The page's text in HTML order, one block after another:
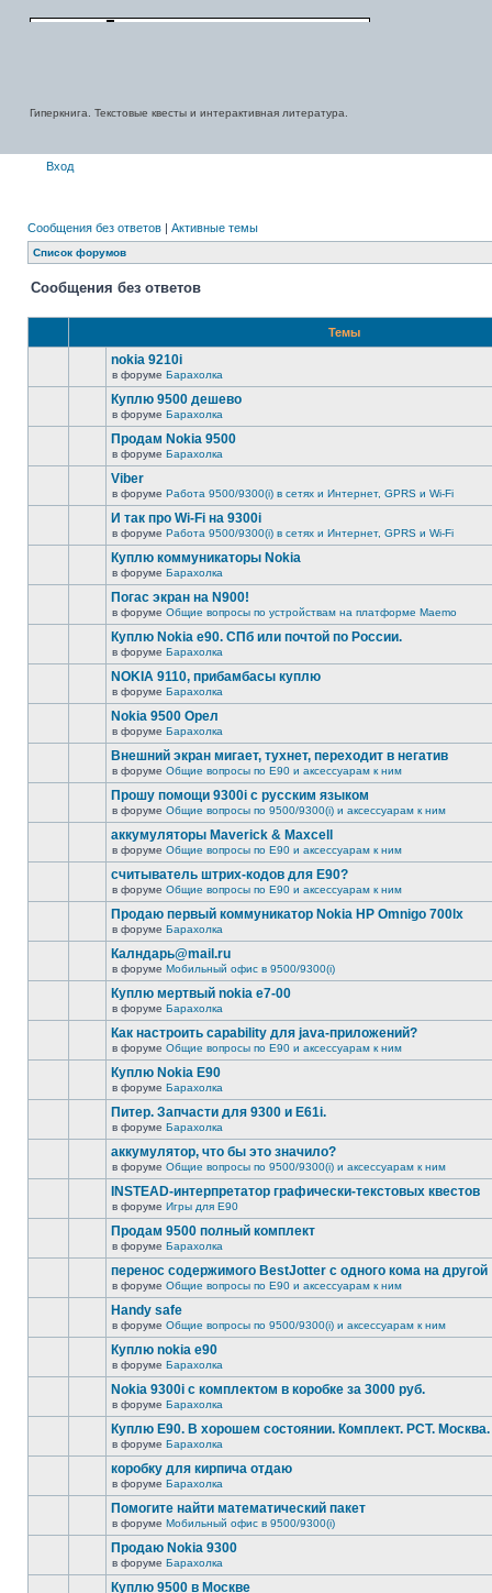
Гиперкнига. Текстовые квесты и интерактивная литература.
Вход
Сообщения без ответов | Активные темы
Список форумов
Сообщения без ответов
Темы
nokia 9210i
в форуме Барахолка
Куплю 9500 дешево
в форуме Барахолка
Продам Nokia 9500
в форуме Барахолка
Viber
в форуме Работа 9500/9300(i) в сетях и Интернет, GPRS и Wi-Fi
И так про Wi-Fi на 9300i
в форуме Работа 9500/9300(i) в сетях и Интернет, GPRS и Wi-Fi
Куплю коммуникаторы Nokia
в форуме Барахолка
Погас экран на N900!
в форуме Общие вопросы по устройствам на платформе Maemo
Куплю Nokia e90. СПб или почтой по России.
в форуме Барахолка
NOKIA 9110, прибамбасы куплю
в форуме Барахолка
Nokia 9500 Орел
в форуме Барахолка
Внешний экран мигает, тухнет, переходит в негатив
в форуме Общие вопросы по E90 и аксессуарам к ним
Прошу помощи 9300i c русским языком
в форуме Общие вопросы по 9500/9300(i) и аксессуарам к ним
аккумуляторы Maverick & Maxcell
в форуме Общие вопросы по E90 и аксессуарам к ним
считыватель штрих-кодов для Е90?
в форуме Общие вопросы по E90 и аксессуарам к ним
Продаю первый коммуникатор Nokia HP Omnigo 700lx
в форуме Барахолка
Калндарь@mail.ru
в форуме Мобильный офис в 9500/9300(i)
Куплю мертвый nokia e7-00
в форуме Барахолка
Как настроить capability для java-приложений?
в форуме Общие вопросы по E90 и аксессуарам к ним
Куплю Nokia E90
в форуме Барахолка
Питер. Запчасти для 9300 и Е61i.
в форуме Барахолка
аккумулятор, что бы это значило?
в форуме Общие вопросы по 9500/9300(i) и аксессуарам к ним
INSTEAD-интерпретатор графически-текстовых квестов
в форуме Игры для E90
Продам 9500 полный комплект
в форуме Барахолка
перенос содержимого BestJotter с одного кома на другой
в форуме Общие вопросы по E90 и аксессуарам к ним
Handy safe
в форуме Общие вопросы по 9500/9300(i) и аксессуарам к ним
Куплю nokia e90
в форуме Барахолка
Nokia 9300i с комплектом в коробке за 3000 руб.
в форуме Барахолка
Куплю Е90. В хорошем состоянии. Комплект. РСТ. Москва.
в форуме Барахолка
коробку для кирпича отдаю
в форуме Барахолка
Помогите найти математический пакет
в форуме Мобильный офис в 9500/9300(i)
Продаю Nokia 9300
в форуме Барахолка
Куплю 9500 в Москве